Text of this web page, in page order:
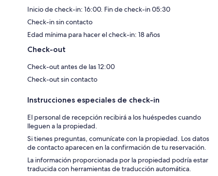
Inicio de check-in: 16:00. Fin de check-in 05:30
Check-in sin contacto
Edad mínima para hacer el check-in: 18 años
Check-out
Check-out antes de las 12:00
Check-out sin contacto
Instrucciones especiales de check-in
El personal de recepción recibirá a los huéspedes cuando
lleguen a la propiedad.
Si tienes preguntas, comunícate con la propiedad. Los datos
de contacto aparecen en la confirmación de tu reservación.
La información proporcionada por la propiedad podría estar
traducida con herramientas de traducción automática.